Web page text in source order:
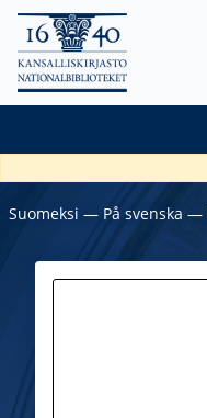
Suomeksi ― På svenska ―